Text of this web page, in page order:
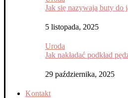
Jak się nazywają buty do
5 listopada, 2025
Uroda
Jak nakładać podkład
29 października, 2025
Kontakt